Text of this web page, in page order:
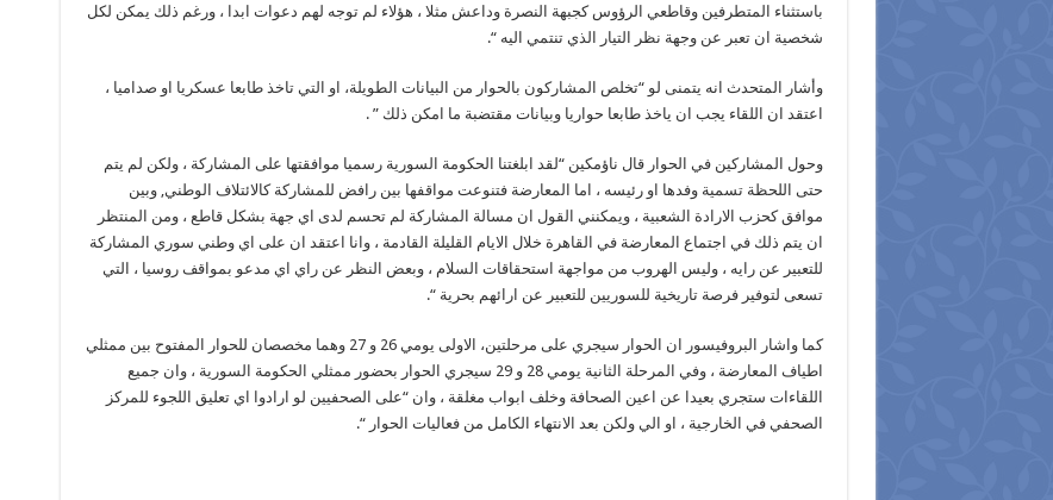
باستثناء المتطرفين وقاطعي الرؤوس كجبهة النصرة وداعش مثلا ، هؤلاء لم توجه لهم دعوات ابدا ، ورغم ذلك يمكن لكل
شخصية ان تعبر عن وجهة نظر التيار الذي تنتمي اليه “.
وأشار المتحدث انه يتمنى لو “تخلص المشاركون بالحوار من البيانات الطويلة، او التي تاخذ طابعا عسكريا او صداميا ،
اعتقد ان اللقاء يجب ان ياخذ طابعا حواريا وبيانات مقتضبة ما امكن ذلك ” .
وحول المشاركين في الحوار قال ناؤمكين “لقد ابلغتنا الحكومة السورية رسميا موافقتها على المشاركة ، ولكن لم يتم
حتى اللحظة تسمية وفدها او رئيسه ، اما المعارضة فتنوعت مواقفها بين رافض للمشاركة كالائتلاف الوطني, وبين
موافق كحزب الارادة الشعبية ، ويمكنني القول ان مسالة المشاركة لم تحسم لدى اي جهة بشكل قاطع ، ومن المنتظر
ان يتم ذلك في اجتماع المعارضة في القاهرة خلال الايام القليلة القادمة ، وانا اعتقد ان على اي وطني سوري المشاركة
للتعبير عن رايه ، وليس الهروب من مواجهة استحقاقات السلام ، وبعض النظر عن راي اي مدعو بمواقف روسيا ، التي
تسعى لتوفير فرصة تاريخية للسوريين للتعبير عن ارائهم بحرية “.
كما واشار البروفيسور ان الحوار سيجري على مرحلتين، الاولى يومي 26 و 27 وهما مخصصان للحوار المفتوح بين ممثلي
اطياف المعارضة ، وفي المرحلة الثانية يومي 28 و 29 سيجري الحوار بحضور ممثلي الحكومة السورية ، وان جميع
اللقاءات ستجري بعيدا عن اعين الصحافة وخلف ابواب مغلقة ، وان “على الصحفيين لو ارادوا اي تعليق اللجوء للمركز
الصحفي في الخارجية ، او الي ولكن بعد الانتهاء الكامل من فعاليات الحوار “.